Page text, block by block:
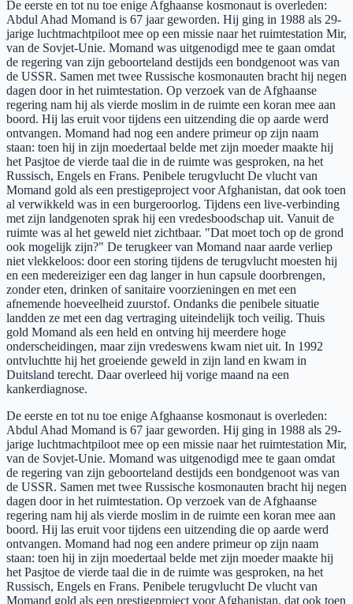
De eerste en tot nu toe enige Afghaanse kosmonaut is overleden:
Abdul Ahad Momand is 67 jaar geworden. Hij ging in 1988 als 29-
jarige luchtmachtpiloot mee op een missie naar het ruimtestation Mir,
van de Sovjet-Unie. Momand was uitgenodigd mee te gaan omdat
de regering van zijn geboorteland destijds een bondgenoot was van
de USSR. Samen met twee Russische kosmonauten bracht hij negen
dagen door in het ruimtestation. Op verzoek van de Afghaanse
regering nam hij als vierde moslim in de ruimte een koran mee aan
boord. Hij las eruit voor tijdens een uitzending die op aarde werd
ontvangen. Momand had nog een andere primeur op zijn naam
staan: toen hij in zijn moedertaal belde met zijn moeder maakte hij
het Pasjtoe de vierde taal die in de ruimte was gesproken, na het
Russisch, Engels en Frans. Penibele terugvlucht De vlucht van
Momand gold als een prestigeproject voor Afghanistan, dat ook toen
al verwikkeld was in een burgeroorlog. Tijdens een live-verbinding
met zijn landgenoten sprak hij een vredesboodschap uit. Vanuit de
ruimte was al het geweld niet zichtbaar. "Dat moet toch op de grond
ook mogelijk zijn?" De terugkeer van Momand naar aarde verliep
niet vlekkeloos: door een storing tijdens de terugvlucht moesten hij
en een medereiziger een dag langer in hun capsule doorbrengen,
zonder eten, drinken of sanitaire voorzieningen en met een
afnemende hoeveelheid zuurstof. Ondanks die penibele situatie
landden ze met een dag vertraging uiteindelijk toch veilig. Thuis
gold Momand als een held en ontving hij meerdere hoge
onderscheidingen, maar zijn vredeswens kwam niet uit. In 1992
ontvluchtte hij het groeiende geweld in zijn land en kwam in
Duitsland terecht. Daar overleed hij vorige maand na een
kankerdiagnose.
De eerste en tot nu toe enige Afghaanse kosmonaut is overleden:
Abdul Ahad Momand is 67 jaar geworden. Hij ging in 1988 als 29-
jarige luchtmachtpiloot mee op een missie naar het ruimtestation Mir,
van de Sovjet-Unie. Momand was uitgenodigd mee te gaan omdat
de regering van zijn geboorteland destijds een bondgenoot was van
de USSR. Samen met twee Russische kosmonauten bracht hij negen
dagen door in het ruimtestation. Op verzoek van de Afghaanse
regering nam hij als vierde moslim in de ruimte een koran mee aan
boord. Hij las eruit voor tijdens een uitzending die op aarde werd
ontvangen. Momand had nog een andere primeur op zijn naam
staan: toen hij in zijn moedertaal belde met zijn moeder maakte hij
het Pasjtoe de vierde taal die in de ruimte was gesproken, na het
Russisch, Engels en Frans. Penibele terugvlucht De vlucht van
Momand gold als een prestigeproject voor Afghanistan, dat ook toen